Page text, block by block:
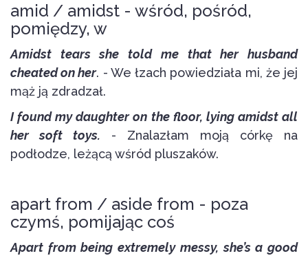
amid / amidst - wśród, pośród,
pomiędzy, w
Amidst tears she told me that her husband
cheated on her. - We łzach powiedziała mi, że jej
mąż ją zdradzał.
I found my daughter on the floor, lying amidst all
her soft toys. - Znalazłam moją córkę na
podłodze, leżącą wśród pluszaków.
apart from / aside from - poza
czymś, pomijając coś
Apart from being extremely messy, she’s a good